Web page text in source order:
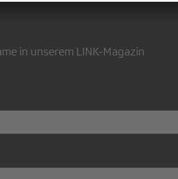
in unserem LINK-Magazin